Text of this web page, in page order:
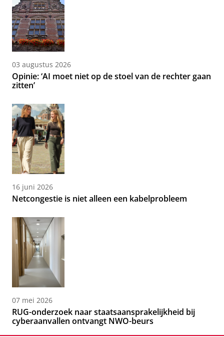
03 augustus 2026
Opinie: ‘AI moet niet op de stoel van de rechter gaan
zitten’
16 juni 2026
Netcongestie is niet alleen een kabelprobleem
07 mei 2026
RUG-onderzoek naar staatsaansprakelijkheid bij
cyberaanvallen ontvangt NWO-beurs